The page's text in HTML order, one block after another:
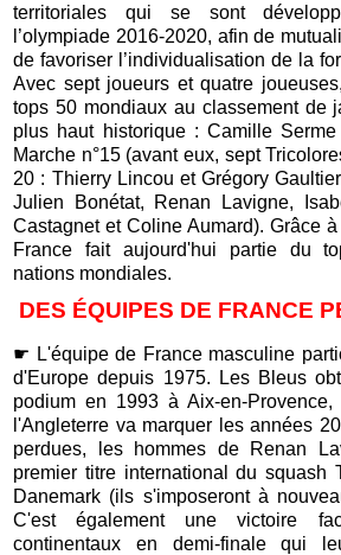
territoriales qui se sont d
l’olympiade 2016-2020, afin de
de favoriser l’individualisation de la
Avec sept joueurs et quatre
tops 50 mondiaux au classement de
plus haut historique : Camille
Marche n°15 (avant eux, sept
20 : Thierry Lincou et Grégory
Julien Bonétat, Renan Lavigne,
Castagnet et Coline Aumard). Grâce
France fait aujourd'hui partie du
nations mondiales.
DES ÉQUIPES DE FRANCE
☛ L'équipe de France masculine
d'Europe depuis 1975. Les Bleus
podium en 1993 à Aix-en-
l'Angleterre va marquer les années
perdues, les hommes de Renan
premier titre international du squash
Danemark (ils s'imposeront à
C'est également une victoire
continentaux en demi-finale qui